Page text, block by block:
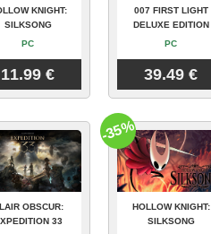
KNIGHT:
SILKSONG
PC
11.99 €
007 FIRST LIGHT
DELUXE EDITION
PC
39.49 €
OBSCUR:
33
HOLLOW KNIGHT:
SILKSONG
-35%